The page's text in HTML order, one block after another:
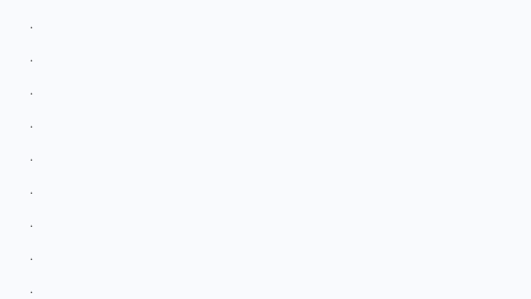
.
.
.
.
.
.
.
.
.